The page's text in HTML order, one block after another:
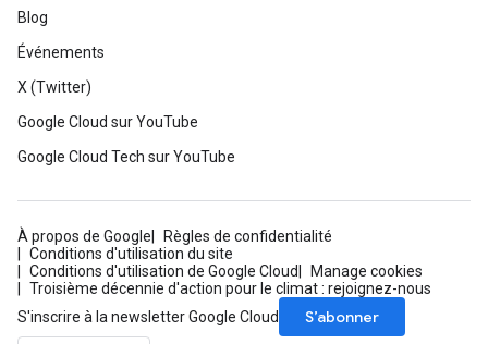
Blog
Événements
X (Twitter)
Google Cloud sur YouTube
Google Cloud Tech sur YouTube
À propos de Google
Règles de confidentialité
Conditions d'utilisation du site
Conditions d'utilisation de Google Cloud
Manage cookies
Troisième décennie d'action pour le climat : rejoignez-nous
S'inscrire à la newsletter Google Cloud
S’abonner